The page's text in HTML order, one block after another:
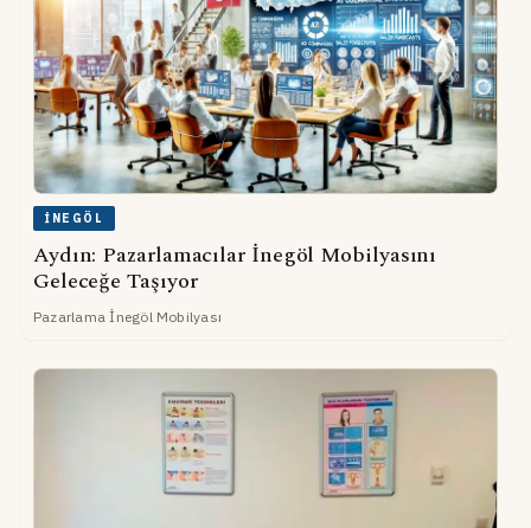
İNEGÖL
Aydın: Pazarlamacılar İnegöl Mobilyasını
Geleceğe Taşıyor
Pazarlama İnegöl Mobilyası